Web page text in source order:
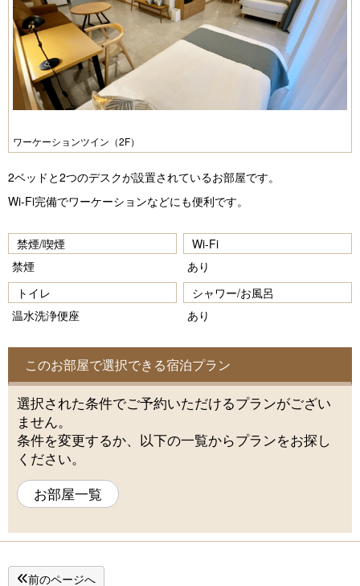
ワーケーションツイン（2F）
2ベッドと2つのデスクが設置されているお部屋です。
Wi-Fi完備でワーケーションなどにも便利です。
禁煙/喫煙
禁煙
Wi-Fi
あり
トイレ
温水洗浄便座
シャワー/お風呂
あり
このお部屋で選択できる宿泊プラン
選択された条件でご予約いただけるプランがござい
ません。
条件を変更するか、以下の一覧からプランをお探し
ください。
お部屋一覧
前のページへ